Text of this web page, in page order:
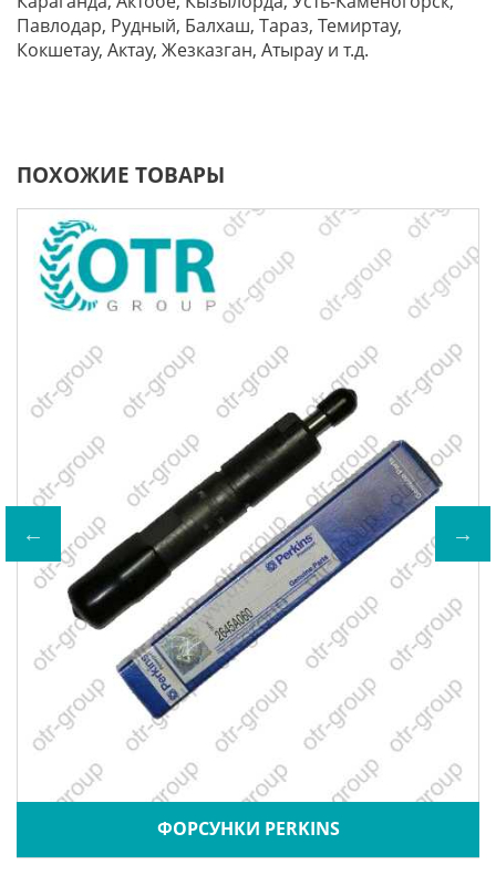
Павлодар, Рудный, Балхаш, Тараз, Темиртау,
Кокшетау, Актау, Жезказган, Атырау и т.д.
ПОХОЖИЕ ТОВАРЫ
ФОРСУНКИ PERKINS